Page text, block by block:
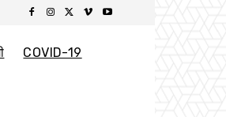
COVID-19